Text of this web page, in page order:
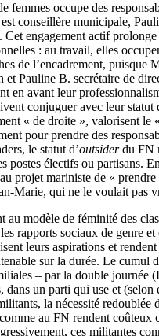
femmes occupe des
conseillère municipale,
. Cet engagement actif prolonge
: au travail, elles
de l’encadrement, puisque
et Pauline B. secrétaire de
en avant leur
conjuguer avec leur statut
« de droite », valorisent le
pour prendre des
le statut d’outsiderdu FN
postes électifs ou partisans.
projet mariniste de «
Marie, qui ne le voulait pas
au modèle de féminité des
rapports sociaux de genre et
leurs aspirations et
sur la durée. Le cumul
– par la double journée
dans un parti qui use et (selon
la nécessité redoublée
au FN rendent coûteux
ces militantes